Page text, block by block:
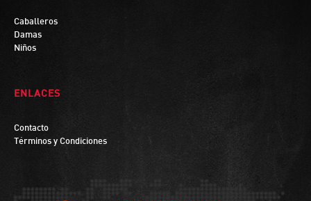
Caballeros
Damas
Niños
ENLACES
Contacto
Términos y Condiciones